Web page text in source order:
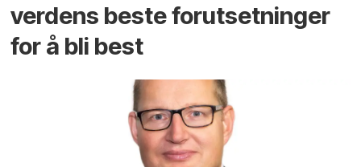
verdens beste forutsetninger
for å bli best